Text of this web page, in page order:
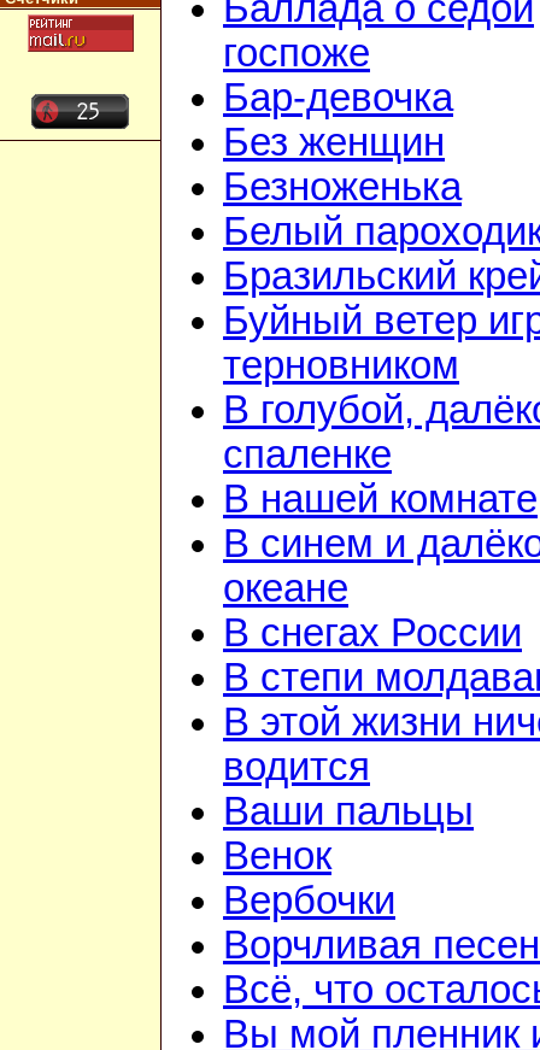
Баллада о седой
госпоже
Бар-девочка
Без женщин
Безноженька
Белый
Бразильский
Буйный ветер
терновником
В голубой,
спаленке
В нашей комнате
В синем и
океане
В снегах России
В степи
В этой жизни
водится
Ваши пальцы
Венок
Вербочки
Ворчливая
Всё, что
Вы мой пленник